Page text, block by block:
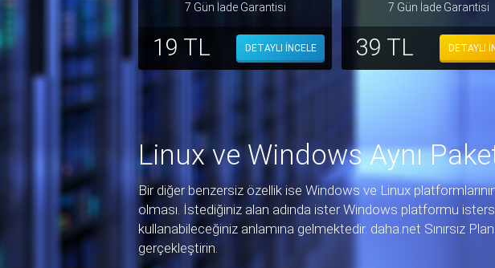
7 Gün İade Garantisi
19 TL DETAYLI İNCELE
7 Gün İade Garantisi
39 TL DETAYLI
Linux ve Windows Aynı
Bir diğer benzersiz özellik ise Windows ve Linux
olması. İstediğiniz alan adında ister Windows platformu
kullanabileceğiniz anlamına gelmektedir. daha.net Sınırsız Plan
gerçekleştirin.